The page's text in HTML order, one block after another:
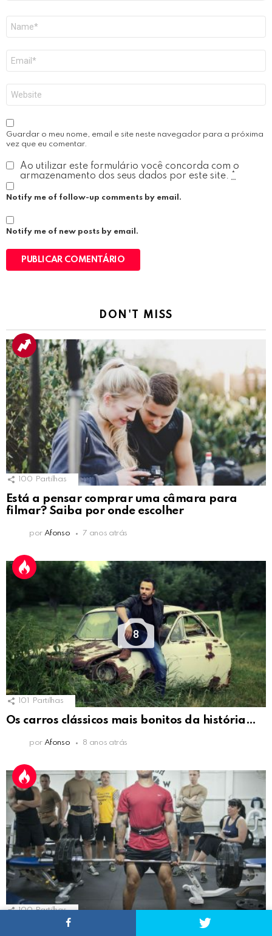
Guardar o meu nome, email e site neste navegador para a próxima
vez que eu comentar.
Ao utilizar este formulário você concorda com o
armazenamento dos seus dados por este site.
Notify me of follow-up comments by email.
Notify me of new posts by email.
DON'T MISS
100 Partilhas
Está a pensar comprar uma câmara para
filmar? Saiba por onde escolher
por Afonso 7 anos atrás
8
101 Partilhas
Os carros clássicos mais bonitos da história…
por Afonso 8 anos atrás
100 Partilhas
Erros comuns que quem está de volta ao